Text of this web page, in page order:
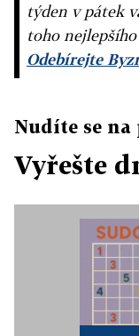
týden v pátek
toho
Odebírejte
Nudíte se na
Vyřešte